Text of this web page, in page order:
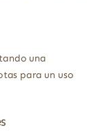
una
para un uso